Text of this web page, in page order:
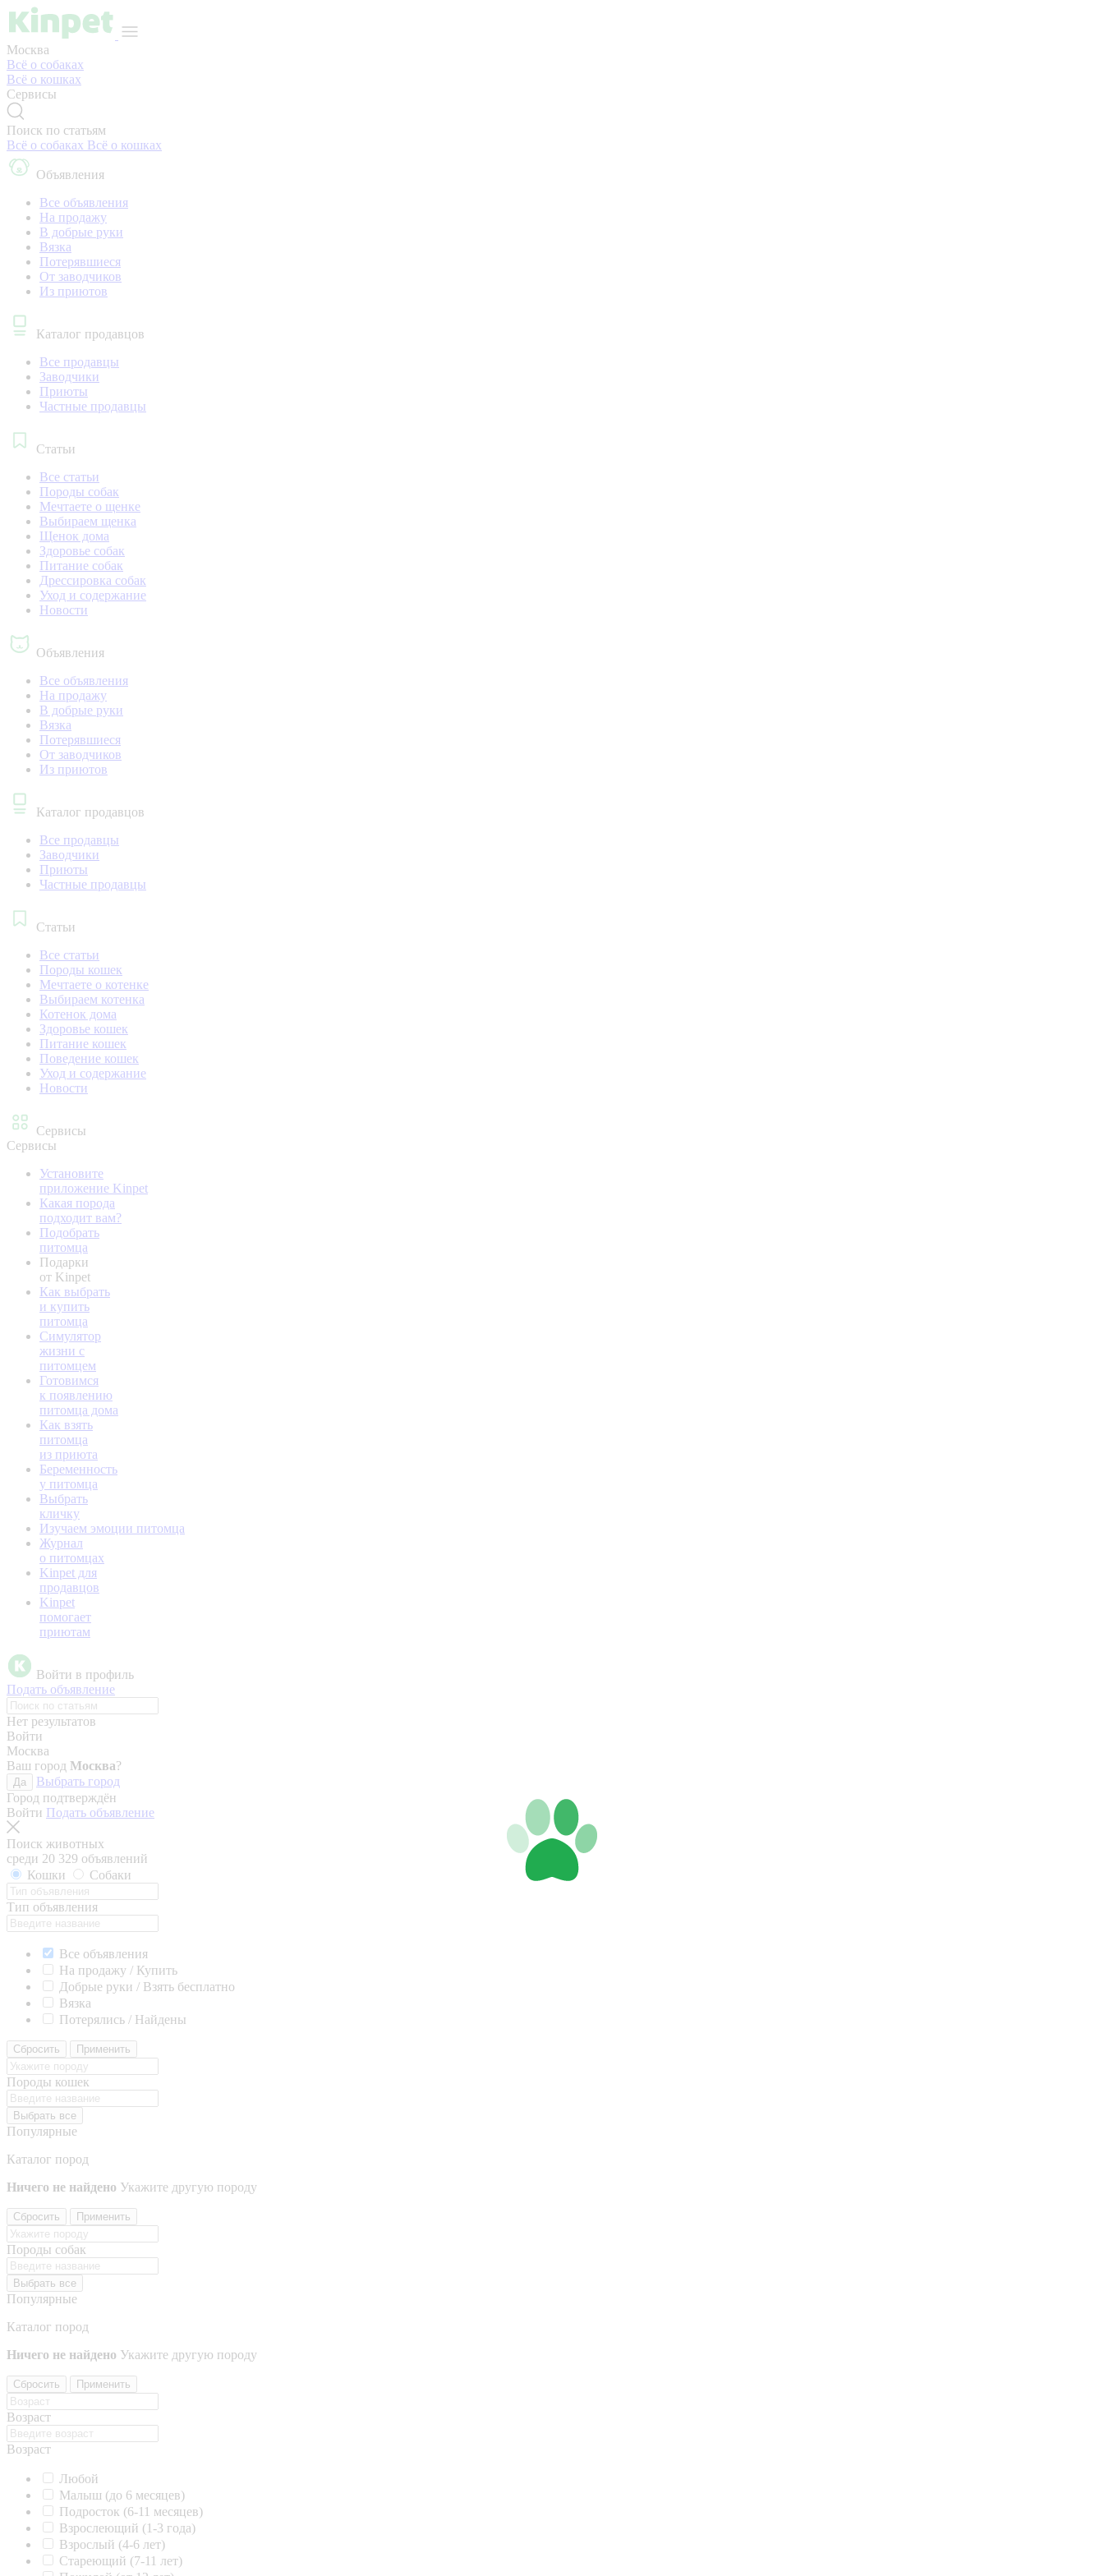
Москва
Всё о собаках
Всё о кошках
Сервисы
Поиск по статьям
Всё о собаках Всё о кошках
Объявления
Все объявления
На продажу
В добрые руки
Вязка
Потерявшиеся
От заводчиков
Из приютов
Каталог продавцов
Все продавцы
Заводчики
Приюты
Частные продавцы
Статьи
Все статьи
Породы собак
Мечтаете о щенке
Выбираем щенка
Щенок дома
Здоровье собак
Питание собак
Дрессировка собак
Уход и содержание
Новости
Объявления
Все объявления
На продажу
В добрые руки
Вязка
Потерявшиеся
От заводчиков
Из приютов
Каталог продавцов
Все продавцы
Заводчики
Приюты
Частные продавцы
Статьи
Все статьи
Породы кошек
Мечтаете о котенке
Выбираем котенка
Котенок дома
Здоровье кошек
Питание кошек
Поведение кошек
Уход и содержание
Новости
Сервисы
Сервисы
Установите
приложение Kinpet
Какая порода
подходит вам?
Подобрать
питомца
Подарки
от Kinpet
Как выбрать
и купить
питомца
Симулятор
жизни с
питомцем
Готовимся
к появлению
питомца дома
Как взять
питомца
из приюта
Беременность
у питомца
Выбрать
кличку
Изучаем эмоции питомца
Журнал
о питомцах
Kinpet для
продавцов
Kinpet
помогает
приютам
Войти в профиль
Подать объявление
Нет результатов
Войти
Москва
Ваш город Москва?
Да
Выбрать город
Город подтверждён
Войти Подать объявление
Поиск животных
среди 20 329 объявлений
Кошки
Собаки
Тип объявления
Все объявления
На продажу / Купить
Добрые руки / Взять бесплатно
Вязка
Потерялись / Найдены
Сбросить Применить
Породы кошек
Выбрать все
Популярные
Каталог пород
Ничего не найдено Укажите другую породу
Сбросить Применить
Породы собак
Выбрать все
Популярные
Каталог пород
Ничего не найдено Укажите другую породу
Сбросить Применить
Возраст
Возраст
Любой
Малыш (до 6 месяцев)
Подросток (6-11 месяцев)
Взрослеющий (1-3 года)
Взрослый (4-6 лет)
Стареющий (7-11 лет)